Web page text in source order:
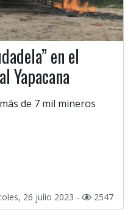
en el
Yapacana
de 7 mil mineros
26 julio 2023 - 2547